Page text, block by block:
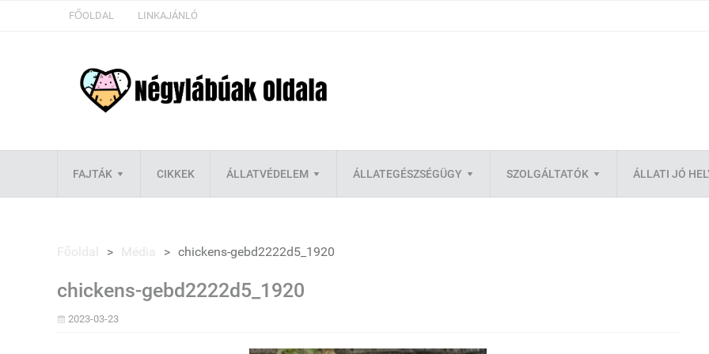
FŐOLDAL LINKAJÁNLÓ
FAJTÁK CIKKEK ÁLLATVÉDELEM ÁLLATEGÉSZSÉGÜGY SZOLGÁLTATÓK ÁLLATI JÓ
Főoldal > Média > chickens-gebd2222d5_1920
chickens-gebd2222d5_1920
2023-03-23